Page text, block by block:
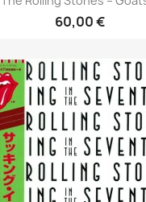
60,00 €